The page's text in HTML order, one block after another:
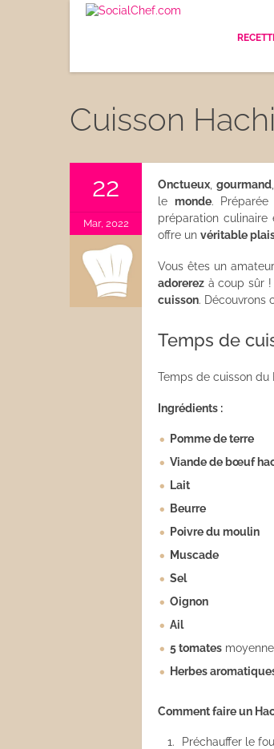
Entrées
Plats
Cuisson
22
Mar, 2022
Onctueux gourmand
le monde.
préparation
offre un véritable
Vous êtes un
adorerez à coup sûr
cuisson. Découvrons
Temps de
Temps de cuisson du
Ingrédients :
Pomme de terre
Viande de bœuf
Lait
Beurre
Poivre du moulin
Muscade
Sel
Oignon
Ail
5 tomates
Herbes
Comment faire un
Préchauffer le